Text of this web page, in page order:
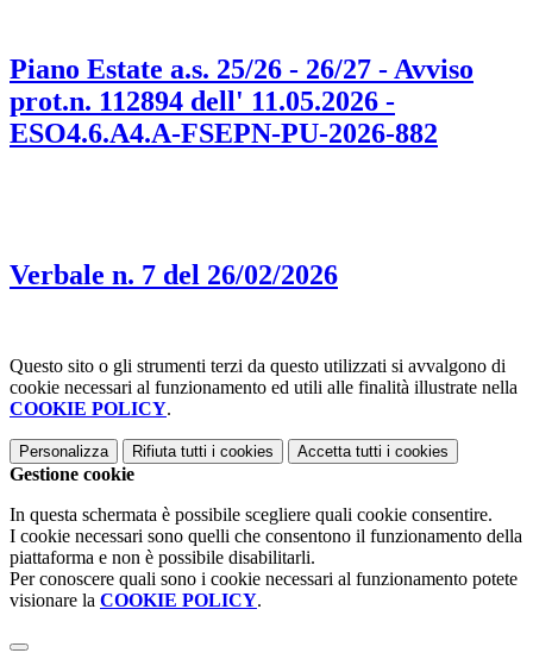
Piano Estate a.s. 25/26 - 26/27 - Avviso
prot.n. 112894 dell' 11.05.2026 -
ESO4.6.A4.A-FSEPN-PU-2026-882
Verbale n. 7 del 26/02/2026
Questo sito o gli strumenti terzi da questo utilizzati si avvalgono di
cookie necessari al funzionamento ed utili alle finalità illustrate nella
COOKIE POLICY.
Personalizza Rifiuta tutti i cookies Accetta tutti i cookies
Gestione cookie
In questa schermata è possibile scegliere quali cookie consentire.
I cookie necessari sono quelli che consentono il funzionamento della
piattaforma e non è possibile disabilitarli.
Per conoscere quali sono i cookie necessari al funzionamento potete
visionare la COOKIE POLICY.